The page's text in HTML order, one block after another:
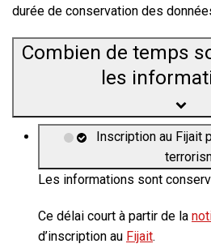
durée de conservation des
Combien de temps
les
Inscription au Fijait
Les informations sont
Ce délai court à partir de la
d’inscription au Fijait.